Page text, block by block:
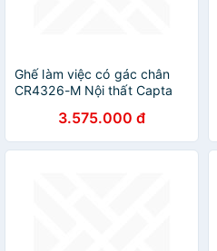
Ghế làm việc có gác chân
CR4326-M Nội thất Capta
lưới nệm vải khung nhựa
màu đen chân xoay thép mạ
chrome ngả nằm
3.575.000 đ